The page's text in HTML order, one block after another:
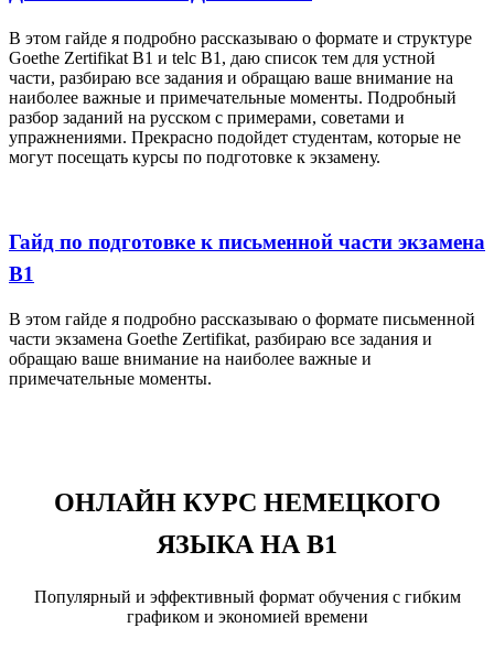
В этом гайде я подробно рассказываю о формате и структуре
Goethe Zertifikat B1 и telc B1, даю список тем для устной
части, разбираю все задания и обращаю ваше внимание на
наиболее важные и примечательные моменты. Подробный
разбор заданий на русском с примерами, советами и
упражнениями. Прекрасно подойдет студентам, которые не
могут посещать курсы по подготовке к экзамену.
Гайд по подготовке к письменной части экзамена
B1
В этом гайде я подробно рассказываю о формате письменной
части экзамена Goethe Zertifikat, разбираю все задания и
обращаю ваше внимание на наиболее важные и
примечательные моменты.
ОНЛАЙН КУРС НЕМЕЦКОГО
ЯЗЫКА НА B1
Популярный и эффективный формат обучения с гибким
графиком и экономией времени